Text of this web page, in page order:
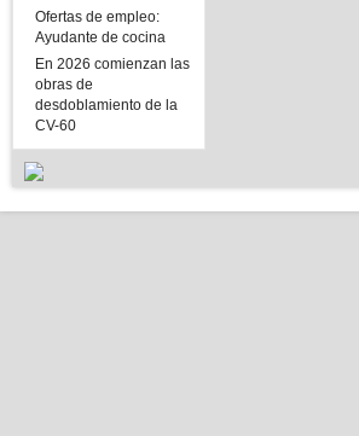
Ofertas de empleo:
Ayudante de cocina
En 2026 comienzan las
obras de
desdoblamiento de la
CV-60